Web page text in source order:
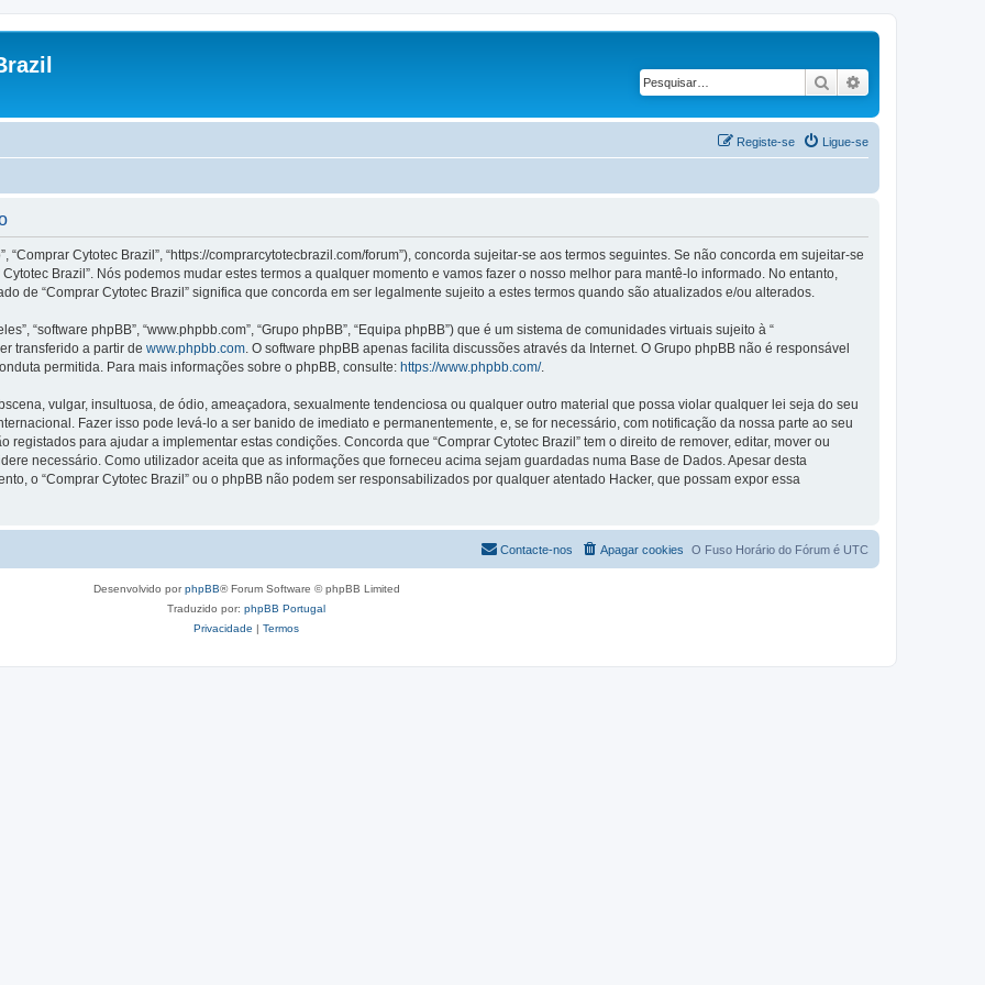
Pesquisar
Ligue-se
Registe-se
“Comprar Cytotec Brazil”, “https://comprarcytotecbrazil.com/forum”), concorda sujeitar-se aos termos seguintes. Se não concorda em sujeitar-se
Brazil”. Nós podemos mudar estes termos a qualquer momento e vamos fazer o nosso melhor para mantê-lo informado. No entanto,
de “Comprar Cytotec Brazil” significa que concorda em ser legalmente sujeito a estes termos quando são atualizados e/ou alterados.
“software phpBB”, “www.phpbb.com”, “Grupo phpBB”, “Equipa phpBB”) que é um sistema de comunidades virtuais sujeito à “
transferido a partir de www.phpbb.com . O software phpBB apenas facilita discussões através da Internet. O Grupo phpBB não é responsável
permitida. Para mais informações sobre o phpBB, consulte: https://www.phpbb.com/.
vulgar, insultuosa, de ódio, ameaçadora, sexualmente tendenciosa ou qualquer outro material que possa violar qualquer lei seja do seu
Fazer isso pode levá-lo a ser banido de imediato e permanentemente, e, se for necessário, com notificação da nossa parte ao seu
registados para ajudar a implementar estas condições. Concorda que “Comprar Cytotec Brazil” tem o direito de remover, editar, mover ou
necessário. Como utilizador aceita que as informações que forneceu acima sejam guardadas numa Base de Dados. Apesar desta
o “Comprar Cytotec Brazil” ou o phpBB não podem ser responsabilizados por qualquer atentado Hacker, que possam expor essa
O Fuso Horário do Fórum é UTC
Apagar cookies
Contacte-nos
Desenvolvido porphpBB® Forum Software © phpBB Limited
Traduzido por: phpBB Portugal
Privacidade | Termos